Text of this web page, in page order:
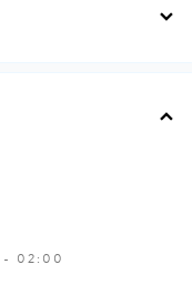
- 02:00